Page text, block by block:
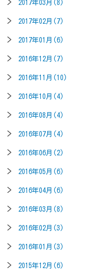
2017年03月(8)
2017年02月(7)
2017年01月(6)
2016年12月(7)
2016年11月(10)
2016年10月(4)
2016年08月(4)
2016年07月(4)
2016年06月(2)
2016年05月(6)
2016年04月(6)
2016年03月(8)
2016年02月(3)
2016年01月(3)
2015年12月(6)